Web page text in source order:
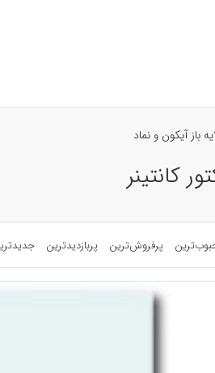
باز آیکون و نماد
کانتینر
پرفروش‌ترین پربازدیدترین